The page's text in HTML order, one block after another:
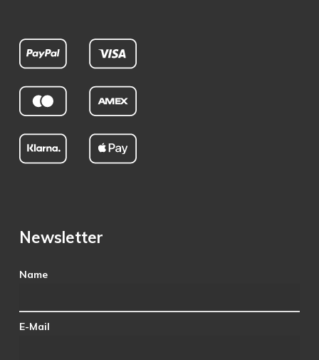
Newsletter
Name
E-Mail